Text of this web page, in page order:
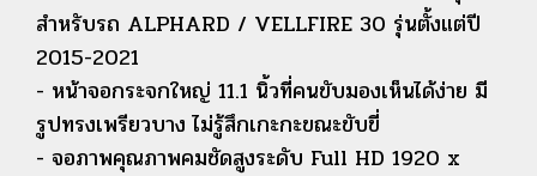
สำหรับรถ ALPHARD / VELLFIRE 30 รุ่นตั้งแต่ปี
2015-2021
- หน้าจอกระจกใหญ่ 11.1 นิ้วที่คนขับมองเห็นได้ง่าย มี
รูปทรงเพรียวบาง ไม่รู้สึกเกะกะขณะขับขี่
- จอภาพคุณภาพคมชัดสูงระดับ Full HD 1920 x